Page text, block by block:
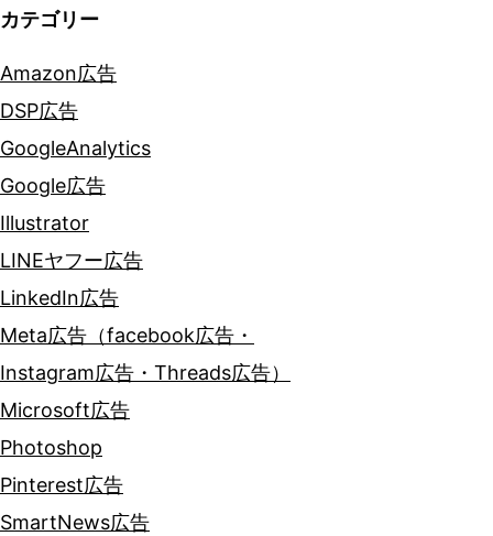
カテゴリー
Amazon広告
DSP広告
GoogleAnalytics
Google広告
Illustrator
LINEヤフー広告
LinkedIn広告
Meta広告（facebook広告・
Instagram広告・Threads広告）
Microsoft広告
Photoshop
Pinterest広告
SmartNews広告